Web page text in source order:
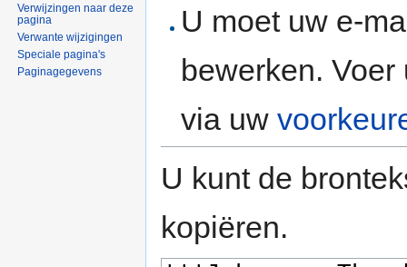
U moet uw e-
bewerken.
via uw
U kunt de
kopiëren.
Verwijzingen naar deze
pagina
Verwante wijzigingen
Speciale pagina's
Paginagegevens